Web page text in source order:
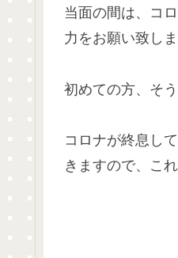
当面の間は、コ
力をお願い致しま
初めての方、そ
コロナが終息し
きますので、こ